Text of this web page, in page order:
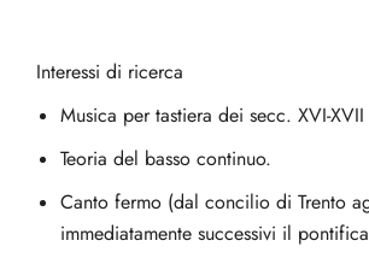
Interessi di ricerca
Musica per tastiera dei secc. XVI-
Teoria del basso continuo.
Canto fermo (dal concilio di Trento
immediatamente successivi il